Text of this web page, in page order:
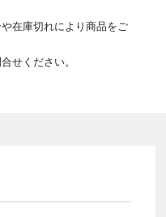
在庫切れにより商品をご
せください。